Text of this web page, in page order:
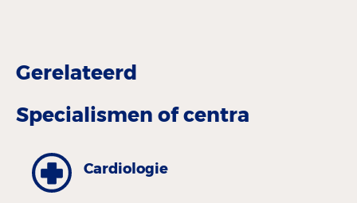
Gerelateerd
Specialismen of centra
Cardiologie